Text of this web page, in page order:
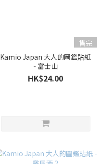
售完
Kamio Japan 大人的圖鑑貼紙
- 富士山
HK$24.00